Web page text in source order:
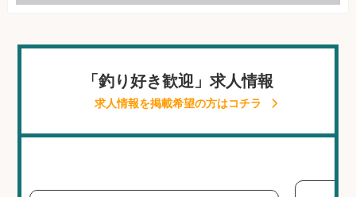
「釣り好き歓迎」求人情報
求人情報を掲載希望の方はコチラ